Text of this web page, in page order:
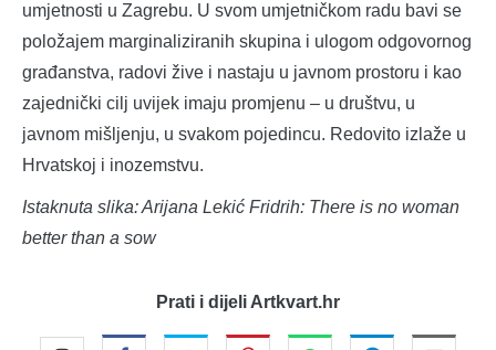
umjetnosti u Zagrebu. U svom umjetničkom radu bavi se
položajem marginaliziranih skupina i ulogom odgovornog
građanstva, radovi žive i nastaju u javnom prostoru i kao
zajednički cilj uvijek imaju promjenu – u društvu, u
javnom mišljenju, u svakom pojedincu. Redovito izlaže u
Hrvatskoj i inozemstvu.
Istaknuta slika: Arijana Lekić Fridrih: There is no woman
better than a sow
Prati i dijeli Artkvart.hr